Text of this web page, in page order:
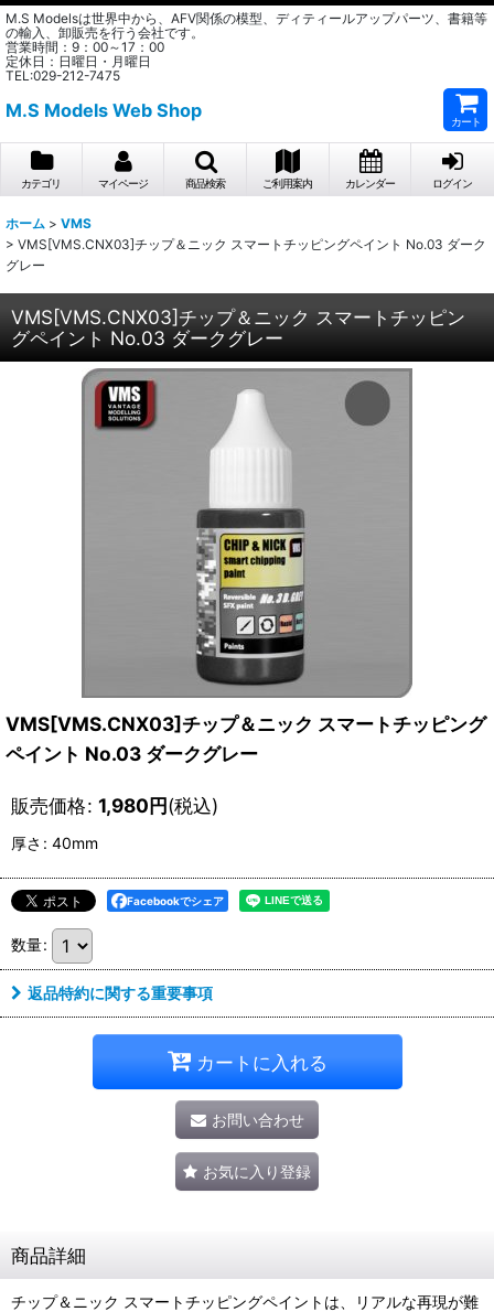
M.S Modelsは世界中から、AFV関係の模型、ディティールアップパーツ、書籍等
の輸入、卸販売を行う会社です。
営業時間：9：00～17：00
定休日：日曜日・月曜日
TEL:029-212-7475
M.S Models Web Shop
カート
カテゴリ マイページ 商品検索 ご利用案内 カレンダー ログイン
ホーム > VMS
> VMS[VMS.CNX03]チップ＆ニック スマートチッピングペイント No.03 ダーク
グレー
VMS[VMS.CNX03]チップ＆ニック スマートチッピン
グペイント No.03 ダークグレー
VMS[VMS.CNX03]チップ＆ニック スマートチッピング
ペイント No.03 ダークグレー
販売価格: 1,980円(税込)
厚さ : 40mm
Facebookでシェア
数量:
返品特約に関する重要事項
カートに入れる
お問い合わせ
お気に入り登録
商品詳細
チップ＆ニック スマートチッピングペイントは、リアルな再現が難